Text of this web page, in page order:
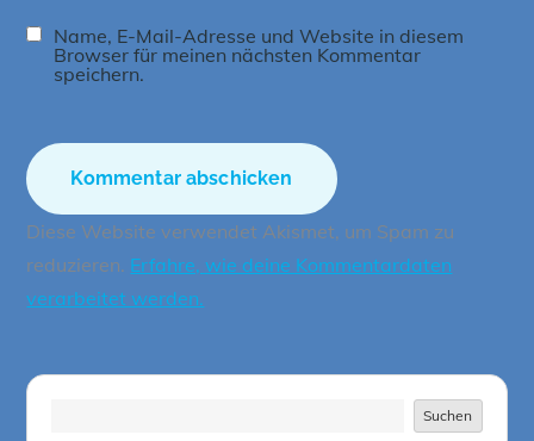
Name, E-Mail-Adresse und Website in diesem
Browser für meinen nächsten Kommentar
speichern.
Diese Website verwendet Akismet, um Spam zu
reduzieren. Erfahre, wie deine Kommentardaten
verarbeitet werden.
Suchen